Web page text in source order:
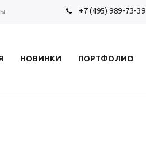
+7 (495) 989-73-39
НОВИНКИ ПОРТФОЛИО